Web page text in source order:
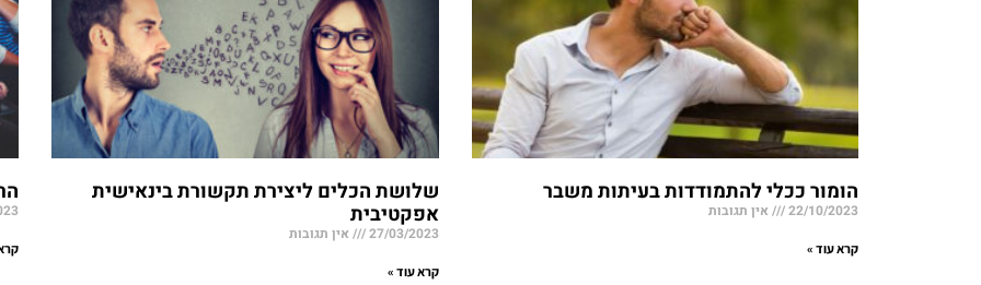
הומור ככלי להתמודדות בעיתות משבר
22/10/2023 אין תגובות
קרא עוד »
שלושת הכלים ליצירת תקשורת בינאישית
אפקטיבית
27/03/2023 אין תגובות
קרא עוד »